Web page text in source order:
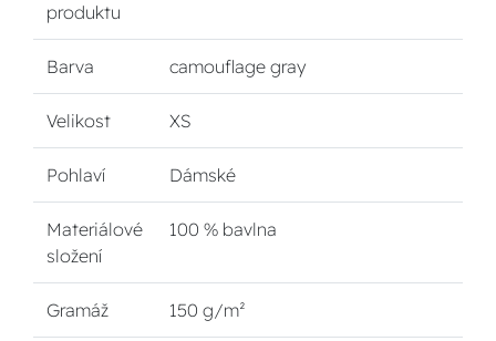
produktu
Barva camouflage gray
Velikost XS
Pohlaví Dámské
Materiálové
složení
100 % bavlna
Gramáž 150 g/m²